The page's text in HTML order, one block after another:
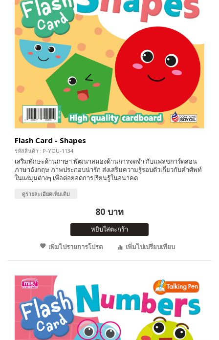
Flash Card - Shapes
รหัสสินค้า : P-YOU-1134
เสริมทักษะด้านภาษา พัฒนาสมองด้านการจดจำ กับแฟลชการ์ดสอน
ภาษาอังกฤษ ภาพประกอบน่ารัก ส่งเสริมความรู้รอบตัวเกี่ยวกับคำศัพท์
ในแง่มุมต่างๆ เพื่อต่อยอดการเรียนรู้ในอนาคต
ดูรายละเอียดเพิ่มเติม
80 บาท
หยิบใส่ตะกร้า
เพิ่มไปรายการโปรด
เพิ่มไปเปรียบเทียบ